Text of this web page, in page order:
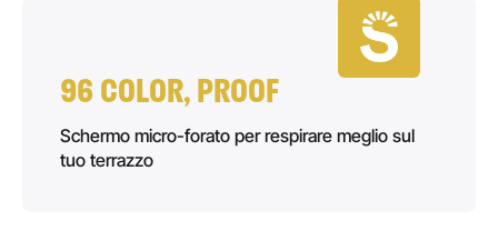
96 COLOR, PROOF
Schermo micro-forato per respirare meglio sul
tuo terrazzo